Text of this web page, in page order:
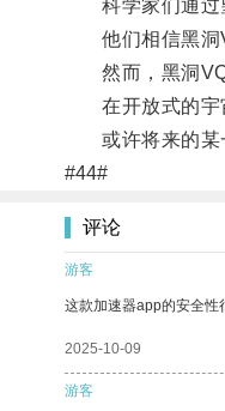
科学家们通过望
他们相信黑洞
然而，黑洞VQ
在开放式的宇宙
或许将来的某一
#44#
评论
游客
这款加速器app的安全性
2025-10-09
游客